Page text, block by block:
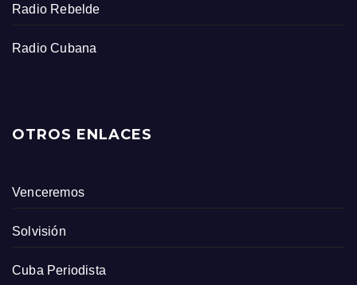
Radio Rebelde
Radio Cubana
OTROS ENLACES
Venceremos
Solvisión
Cuba Periodista